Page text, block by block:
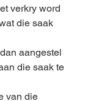
verkry word
die saak
aangestel
die saak te
van die